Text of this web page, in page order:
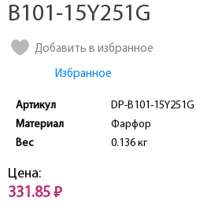
B101-15Y251G
Добавить в избранное
Избранное
Артикул
DP-B101-15Y251G
Материал
Фарфор
Вес
0.136 кг
Цена:
331.85 ₽